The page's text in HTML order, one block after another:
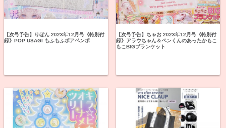
【次号予告】りぼん 2023年12月号《特別付
録》POP USAGI もふもふボアペンポ
【次号予告】ちゃお 2023年12月号《特別付
録》アラウちゃん＆ペンくんのあったかもこ
もこBIGブランケット